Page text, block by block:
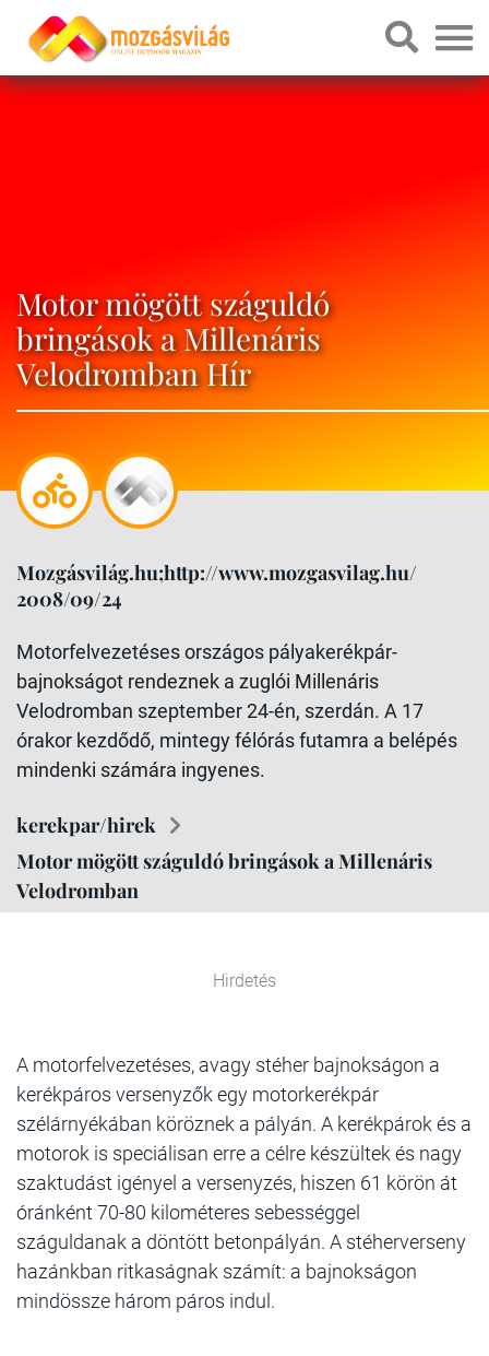
Motor mögött száguldó
bringások a Millenáris
Velodromban Hír
Mozgásvilág.hu;http://www.mozgasvilag.hu/
2008/09/24
Motorfelvezetéses országos pályakerékpár-
bajnokságot rendeznek a zuglói Millenáris
Velodromban szeptember 24-én, szerdán. A 17
órakor kezdődő, mintegy félórás futamra a belépés
mindenki számára ingyenes.
kerekpar/hirek
Motor mögött száguldó bringások a Millenáris
Velodromban
Hirdetés
A motorfelvezetéses, avagy stéher bajnokságon a
kerékpáros versenyzők egy motorkerékpár
szélárnyékában köröznek a pályán. A kerékpárok és a
motorok is speciálisan erre a célre készültek és nagy
szaktudást igényel a versenyzés, hiszen 61 körön át
óránként 70-80 kilométeres sebességgel
száguldanak a döntött betonpályán. A stéherverseny
hazánkban ritkaságnak számít: a bajnokságon
mindössze három páros indul.